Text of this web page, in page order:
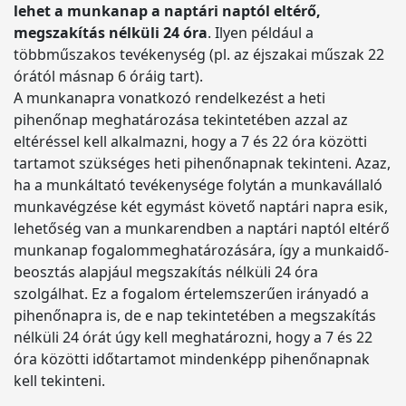
lehet a munkanap a naptári naptól eltérő,
megszakítás nélküli 24 óra. Ilyen például a
többműszakos tevékenység (pl. az éjszakai műszak 22
órától másnap 6 óráig tart).
A munkanapra vonatkozó rendelkezést a heti
pihenőnap meghatározása tekintetében azzal az
eltéréssel kell alkalmazni, hogy a 7 és 22 óra közötti
tartamot szükséges heti pihenőnapnak tekinteni. Azaz,
ha a munkáltató tevékenysége folytán a munkavállaló
munkavégzése két egymást követő naptári napra esik,
lehetőség van a munkarendben a naptári naptól eltérő
munkanap fogalommeghatározására, így a munkaidő-
beosztás alapjául megszakítás nélküli 24 óra
szolgálhat. Ez a fogalom értelemszerűen irányadó a
pihenőnapra is, de e nap tekintetében a megszakítás
nélküli 24 órát úgy kell meghatározni, hogy a 7 és 22
óra közötti időtartamot mindenképp pihenőnapnak
kell tekinteni.